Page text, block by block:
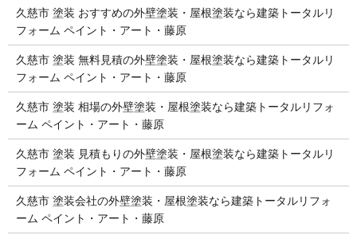
久慈市 塗装 おすすめの外壁塗装・屋根塗装なら建築トータルリ
フォーム ペイント・アート・藤原
久慈市 塗装 無料見積の外壁塗装・屋根塗装なら建築トータルリ
フォーム ペイント・アート・藤原
久慈市 塗装 相場の外壁塗装・屋根塗装なら建築トータルリフォ
ーム ペイント・アート・藤原
久慈市 塗装 見積もりの外壁塗装・屋根塗装なら建築トータルリ
フォーム ペイント・アート・藤原
久慈市 塗装会社の外壁塗装・屋根塗装なら建築トータルリフォ
ーム ペイント・アート・藤原